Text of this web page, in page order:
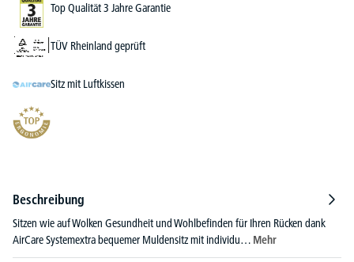
Top Qualität 3 Jahre Garantie
TÜV Rheinland geprüft
Sitz mit Luftkissen
Beschreibung
Sitzen wie auf Wolken Gesundheit und Wohlbefinden für Ihren Rücken dank
AirCare Systemextra bequemer Muldensitz mit individu… Mehr